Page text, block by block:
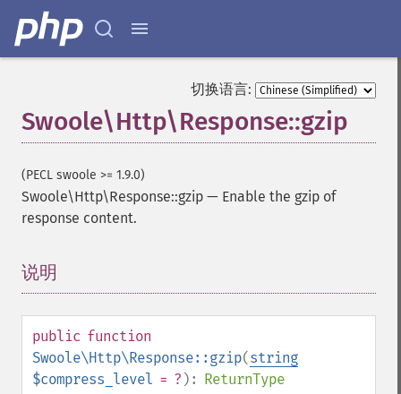
切换语言:
Swoole\Http\Response::gzip
(PECL swoole >= 1.9.0)
Swoole\Http\Response::gzip — Enable the gzip of
response content.
说明
public function
Swoole\Http\Response::gzip(string
$compress_level = ? ): ReturnType